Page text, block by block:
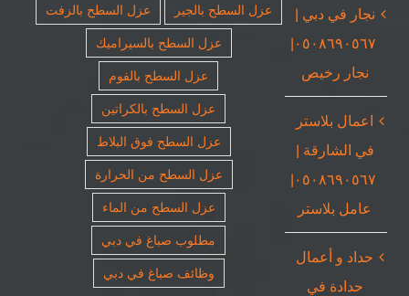
نجار في دبي |
٠٥٠٨٦٩٠٥٦٧|
نجار رخيص
اعمال بلاستر
في الشارقة |
٠٥٠٨٦٩٠٥٦٧|
عامل بلاستر
حداد و أعمال
حدادة في
عزل السطح بالجير
عزل السطح بالزفت
عزل السطح بالسيراميك
عزل السطح بالفوم
عزل السطح بالكراتين
عزل السطح فوق البلاط
عزل السطح من الحرارة
عزل السطح من الماء
مطلوب صباغ في دبي
وظائف صباغ في دبي